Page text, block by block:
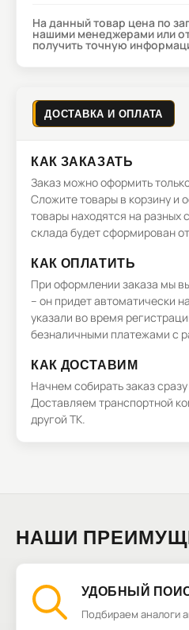
На данный товар цена по
нашими менеджерами или
получить точную
ДОСТАВКА И ОПЛАТА
КАК ЗАКАЗАТЬ
Заказ можно оформить
Сложите товары в корзину и
товары находятся на разных
склада будет сформирован
КАК ОПЛАТИТЬ
При оформлении заказа мы
– он придет автоматически
указали во время
безналичными платежами с
КАК ДОСТАВИМ
Начнем собирать заказ
Доставляем транспортной
другой ТК.
НАШИ
УДОБНЫЙ
Подбираем аналоги